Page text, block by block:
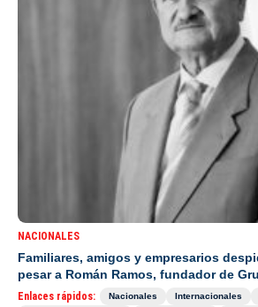
NACIONALES
Familiares, amigos y empresarios
pesar a Román Ramos, fundador de
Enlaces rápidos: Nacionales Internacionales